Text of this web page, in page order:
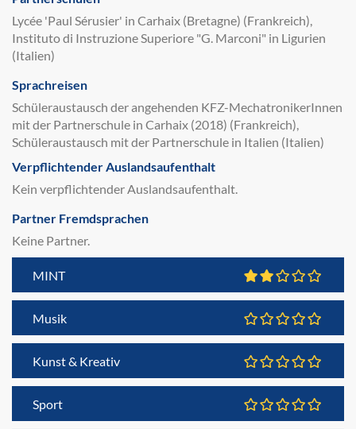
Lycée 'Paul Sérusier' in Carhaix (Bretagne) (Frankreich),
Instituto di Instruzione Superiore "G. Marconi" in Ligurien
(Italien)
Sprachreisen
Schüleraustausch der angehenden KFZ-MechatronikerInnen
mit der Partnerschule in Carhaix (2018) (Frankreich),
Schüleraustausch mit der Partnerschule in Italien (Italien)
Verpflichtender Auslandsaufenthalt
Kein verpflichtender Auslandsaufenthalt.
Partner Fremdsprachen
Keine Partner.
MINT
Musik
Kunst & Kreativ
Sport